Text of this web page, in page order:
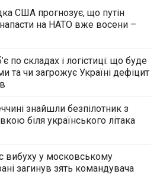
США прогнозує, що путін
на НАТО вже восени –
по складах і логістиці: що буде
та чи загрожує Україні дефіцит
знайшли безпілотник з
біля українського літака
вибуху у московському
загинув зять командувача